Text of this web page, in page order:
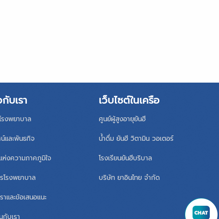
บเรา
รงพยาบาล
และพันธกิจ
ห่งความภาคภูมิใจ
โรงพยาบาล
และข้อเสนอแนะ
บเรา
เว็บไซต์ในเครือ
ศูนย์ผู้สูงอายุยันฮี
น้ำดื่ม ยันฮี วิตามิน วอเตอร์
โรงเรียนยันฮีบริบาล
บริษัท ยาอินไทย จำกัด